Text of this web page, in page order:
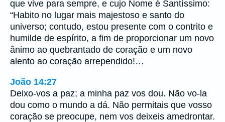
que vive para sempre, e cujo Nome é Santíssimo:
“Habito no lugar mais majestoso e santo do
universo; contudo, estou presente com o contrito e
humilde de espírito, a fim de proporcionar um novo
ânimo ao quebrantado de coração e um novo
alento ao coração arrependido!…
João 14:27
Deixo-vos a paz; a minha paz vos dou. Não vo-la
dou como o mundo a dá. Não permitais que vosso
coração se preocupe, nem vos deixeis amedrontar.